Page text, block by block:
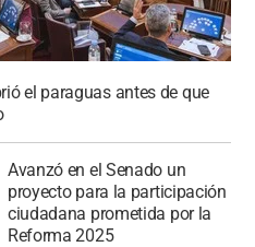
el paraguas antes de que
Avanzó en el Senado un
proyecto para la participación
ciudadana prometida por la
Reforma 2025